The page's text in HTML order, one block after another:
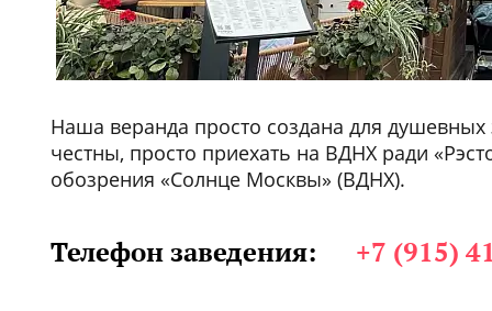
Наша веранда просто создана для
честны, просто приехать на ВДНХ ради
обозрения «Солнце Москвы» (ВДНХ).
Телефон заведения: +7 (915)